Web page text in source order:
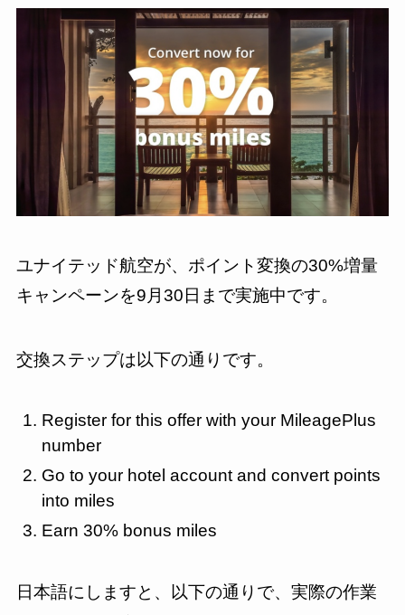
ユナイテッド航空が、ポイント変換の30%増量
キャンペーンを9月30日まで実施中です。
交換ステップは以下の通りです。
Register for this offer with your MileagePlus
number
Go to your hotel account and convert points
into miles
Earn 30% bonus miles
日本語にしますと、以下の通りで、実際の作業